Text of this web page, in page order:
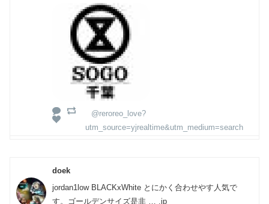
@reroreo_love?
utm_source=yjrealtime&utm_medium=search
doek
jordan1low BLACKxWhite とにかく合わせやす人気で
す。ゴールデンサイズ是非 … .jp